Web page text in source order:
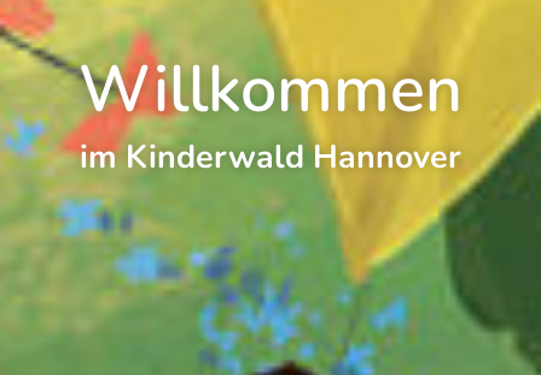
Willkommen
im Kinderwald Hannover